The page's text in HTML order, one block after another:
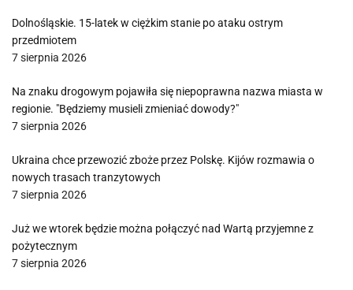
Dolnośląskie. 15-latek w ciężkim stanie po ataku ostrym
przedmiotem
7 sierpnia 2026
Na znaku drogowym pojawiła się niepoprawna nazwa miasta w
regionie. "Będziemy musieli zmieniać dowody?"
7 sierpnia 2026
Ukraina chce przewozić zboże przez Polskę. Kijów rozmawia o
nowych trasach tranzytowych
7 sierpnia 2026
Już we wtorek będzie można połączyć nad Wartą przyjemne z
pożytecznym
7 sierpnia 2026